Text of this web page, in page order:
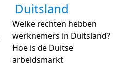
Duitsland
Welke rechten hebben
werknemers in Duitsland?
Hoe is de Duitse
arbeidsmarkt